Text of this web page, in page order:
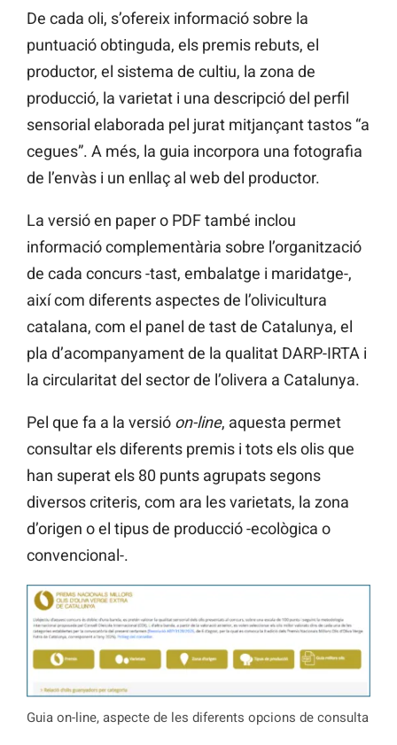
De cada oli, s’ofereix informació sobre la
puntuació obtinguda, els premis rebuts, el
productor, el sistema de cultiu, la zona de
producció, la varietat i una descripció del perfil
sensorial elaborada pel jurat mitjançant tastos “a
cegues”. A més, la guia incorpora una fotografia
de l’envàs i un enllaç al web del productor.
La versió en paper o PDF també inclou
informació complementària sobre l’organització
de cada concurs -tast, embalatge i maridatge-,
així com diferents aspectes de l’olivicultura
catalana, com el panel de tast de Catalunya, el
pla d’acompanyament de la qualitat DARP-IRTA i
la circularitat del sector de l’olivera a Catalunya.
Pel que fa a la versió on-line, aquesta permet
consultar els diferents premis i tots els olis que
han superat els 80 punts agrupats segons
diversos criteris, com ara les varietats, la zona
d’origen o el tipus de producció -ecològica o
convencional-.
Guia on-line, aspecte de les diferents opcions de consulta